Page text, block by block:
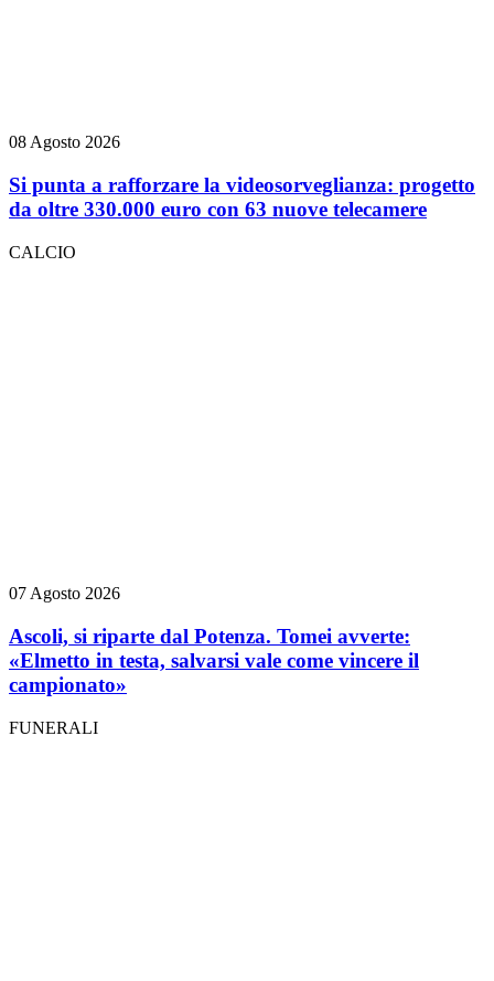
08 Agosto 2026
Si punta a rafforzare la videosorveglianza: progetto
da oltre 330.000 euro con 63 nuove telecamere
CALCIO
07 Agosto 2026
Ascoli, si riparte dal Potenza. Tomei avverte:
«Elmetto in testa, salvarsi vale come vincere il
campionato»
FUNERALI